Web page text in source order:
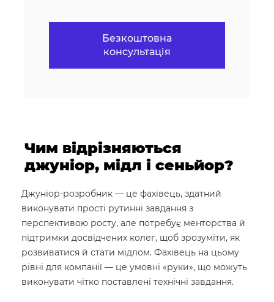
Чим відрізняються
джуніор, мідл і сеньйор?
Джуніор-розробник — це фахівець, здатний
виконувати прості рутинні завдання з
перспективою росту, але потребує менторства й
підтримки досвідчених колег, щоб зрозуміти, як
розвиватися й стати мідлом. Фахівець на цьому
рівні для компанії — це умовні «руки», що можуть
виконувати чітко поставлені технічні завдання.